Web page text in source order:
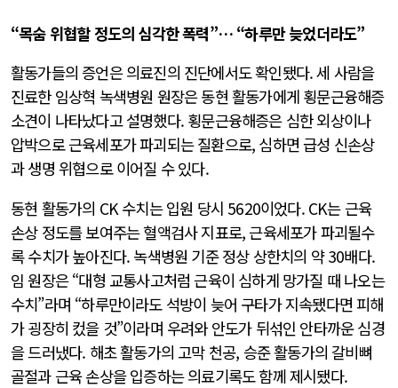
“목숨 위협할정도의 심각한폭력”… “하루만늦었더라도”
활동가들의 증언은 의료진의 진단에서도 확인됐다. 세 사람을
진료한 임상혁 녹색병원 원장은 동현 활동가에게 횡문근융해증
소견이 나타났다고 설명했다. 횡문근융해증은 심한 외상이나
압박으로 근육세포가 파괴되는 질환으로, 심하면 급성 신손상
과 생명 위협으로 이어질 수 있다.
동현 활동가의 CK 수치는 입원 당시 5620이었다. CK는 근육
손상 정도를 보여주는 혈액검사 지표로, 근육세포가 파괴될수
록 수치가 높아진다. 녹색병원 기준 정상 상한치의 약 30배다.
임 원장은 “대형 교통사고처럼 근육이 심하게 망가질 때 나오는
수치”라며 “하루만이라도 석방이 늦어 구타가 지속됐다면 피해
가 굉장히 컸을 것”이라며 우려와 안도가 뒤섞인 안타까운 심경
을 드러냈다. 해초 활동가의 고막 천공, 승준 활동가의 갈비뼈
골절과 근육 손상을 입증하는 의료기록도 함께 제시됐다.